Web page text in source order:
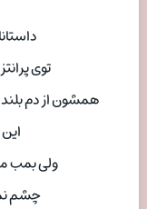
توی
همشون از دم
ولی بمب
چشم